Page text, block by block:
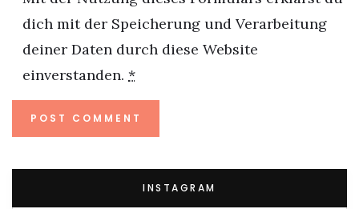
dich mit der Speicherung und Verarbeitung
deiner Daten durch diese Website
einverstanden. *
INSTAGRAM